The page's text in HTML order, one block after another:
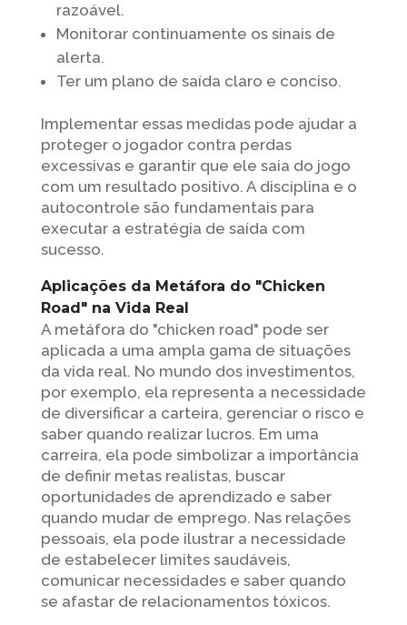
razoável.
Monitorar continuamente os sinais de
alerta.
Ter um plano de saída claro e conciso.
Implementar essas medidas pode ajudar a
proteger o jogador contra perdas
excessivas e garantir que ele saia do jogo
com um resultado positivo. A disciplina e o
autocontrole são fundamentais para
executar a estratégia de saída com
sucesso.
Aplicações da Metáfora do "Chicken
Road" na Vida Real
A metáfora do "chicken road" pode ser
aplicada a uma ampla gama de situações
da vida real. No mundo dos investimentos,
por exemplo, ela representa a necessidade
de diversificar a carteira, gerenciar o risco e
saber quando realizar lucros. Em uma
carreira, ela pode simbolizar a importância
de definir metas realistas, buscar
oportunidades de aprendizado e saber
quando mudar de emprego. Nas relações
pessoais, ela pode ilustrar a necessidade
de estabelecer limites saudáveis,
comunicar necessidades e saber quando
se afastar de relacionamentos tóxicos.